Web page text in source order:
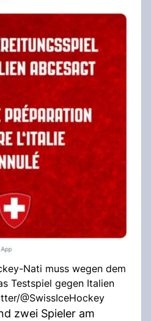
Nati muss wegen dem
Testspiel gegen Italien
@SwissIceHockey
zwei Spieler am